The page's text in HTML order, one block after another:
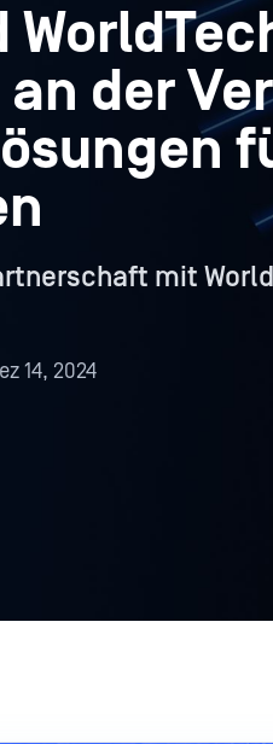
der
mit
14, 2024